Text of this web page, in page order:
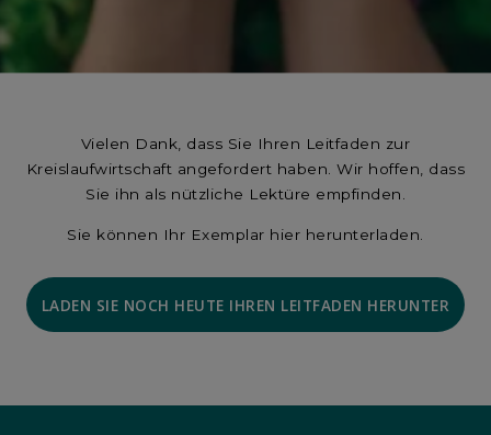
Vielen Dank, dass Sie Ihren Leitfaden zur
Kreislaufwirtschaft angefordert haben. Wir hoffen, dass
Sie ihn als nützliche Lektüre empfinden.
Sie können Ihr Exemplar hier herunterladen.
LADEN SIE NOCH HEUTE IHREN LEITFADEN HERUNTER